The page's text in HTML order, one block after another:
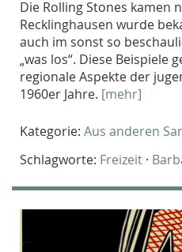
Die Rolling Stones kamen
Recklinghausen wurde
auch im sonst so
„was los“. Diese Beispiele
regionale Aspekte der
1960er Jahre. [mehr]
Kategorie: Aus anderen
Schlagworte: Freizeit ·